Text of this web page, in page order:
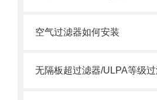
空气过滤器如何安装